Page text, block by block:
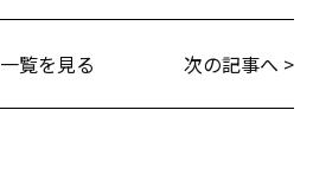
一覧を見る 次の記事へ >